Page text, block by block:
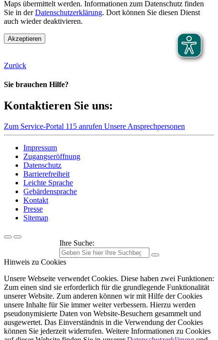
Maps übermittelt werden. Informationen zum Datenschutz finden
Sie in derDatenschutzerklärung. Dort können Sie diesen Dienst
auch wieder deaktivieren.
Akzeptieren
Zurück
Sie brauchen Hilfe?
Kontaktieren Sie uns:
Zum Service-Portal 115 anrufen Unsere Ansprechpersonen
Impressum
Zugangseröffnung
Datenschutz
Barrierefreiheit
Leichte Sprache
Gebärdensprache
Kontakt
Presse
Sitemap
Ihre Suche:
Hinweis zu Cookies
Unsere Webseite verwendet Cookies. Diese haben zwei Funktionen:
Zum einen sind sie erforderlich für die grundlegende Funktionalität
unserer Website. Zum anderen können wir mit Hilfe der Cookies
unsere Inhalte für Sie immer weiter verbessern. Hierzu werden
pseudonymisierte Daten von Website-Besuchern gesammelt und
ausgewertet. Das Einverständnis in die Verwendung der Cookies
können Sie jederzeit widerrufen. Weitere Informationen zu Cookies